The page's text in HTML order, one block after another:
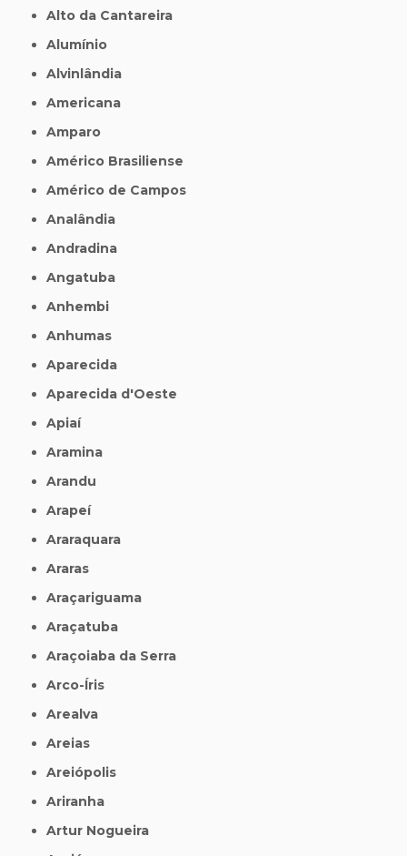
Alto da Cantareira
Alumínio
Alvinlândia
Americana
Amparo
Américo Brasiliense
Américo de Campos
Analândia
Andradina
Angatuba
Anhembi
Anhumas
Aparecida
Aparecida d'Oeste
Apiaí
Aramina
Arandu
Arapeí
Araraquara
Araras
Araçariguama
Araçatuba
Araçoiaba da Serra
Arco-Íris
Arealva
Areias
Areiópolis
Ariranha
Artur Nogueira